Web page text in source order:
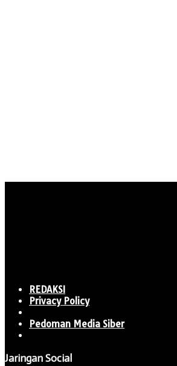
REDAKSI
Privacy Policy
Pedoman Media Siber
Jaringan Social